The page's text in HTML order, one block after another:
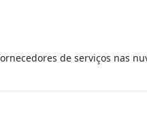
de serviços nas